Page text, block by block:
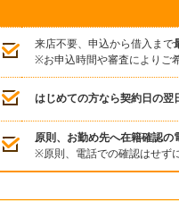
来店不要、申込から借入まで
※お申込時間や審査によりご
はじめての方なら契約日の翌
原則、お勤め先へ在籍確認の
※原則、電話での確認はせず